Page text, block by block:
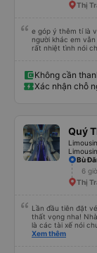
Thị
e góp ý thêm tí là
người khác em vẫn đánh giá về chất lượng nhà xe và bạn nhân viên phục vụ
rất nhiệt tình nói
Không cần
Xác nhận chỗ
Quý
Bù
6 giờ
Thị
Lần đầu tiên đặt
thất vọng nha!
là các tài xế nói
đánh giá 5 sao rồi.
Xem thêm